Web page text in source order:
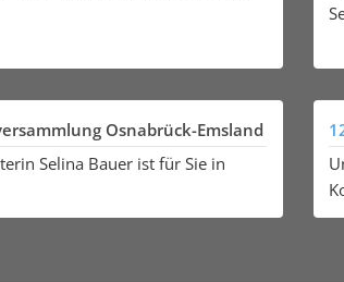
Osnabrück-Emsland
Selina Bauer ist für Sie in